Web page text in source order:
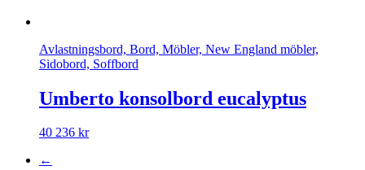
Avlastningsbord, Bord, Möbler, New England möbler,
Sidobord, Soffbord
Umberto konsolbord eucalyptus
40 236 kr
←